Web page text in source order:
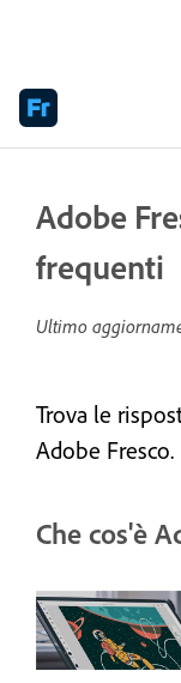
Adobe
frequenti
Ultimo
Trova le
Adobe Fresco.
Che cos'è